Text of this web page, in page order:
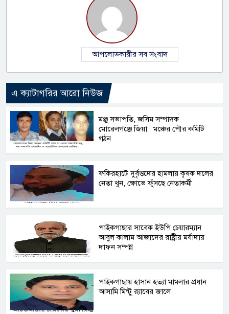
আপলোডকারীর সব সংবাদ
এ ক্যাটাগরির আরো নিউজ
মঞ্জু সভাপতি, জসিম সম্পাদক
মোরেলগঞ্জে জিয়া মঞ্চের পৌর কমিটি
গঠন
ফকিরহাটে দুর্বৃত্তদের হামলায় কৃষক দলের
নেতা খুন, ক্ষোভে ফুঁসছে নেতাকর্মী
পাইকগাছার সাবেক ইউপি চেয়ারম্যান
আবুল কালাম আজাদের রাষ্ট্রীয় মর্যাদায়
দাফন সম্পন্ন
পাইকগাছায় হাসান হত্যা মামলার প্রধান
আসামি মিন্টু র‍্যাবের জালে